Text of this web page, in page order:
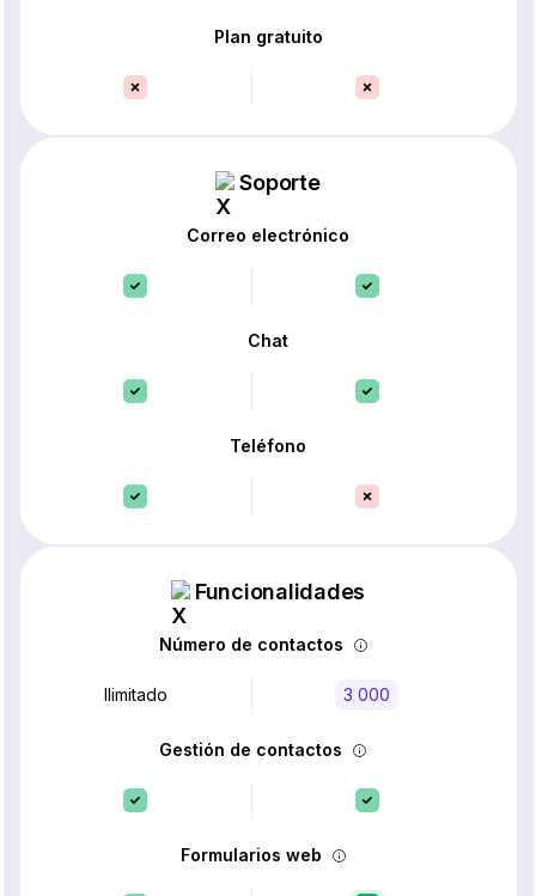
Plan gratuito
Soporte
Correo electrónico
Chat
Teléfono
Funcionalidades
Número de contactos
Ilimitado 3 000
Gestión de contactos
Formularios web